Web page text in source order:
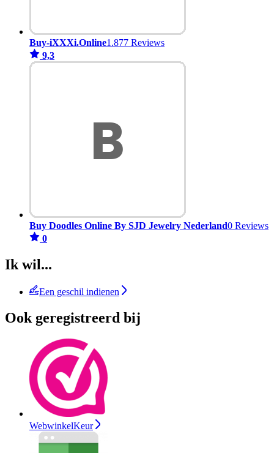
Buy-iXXXi.Online1.877 Reviews
9,3
Buy Doodles Online By SJD Jewelry Nederland0 Reviews
0
Ik wil...
Een geschil indienen
Ook geregistreerd bij
WebwinkelKeur